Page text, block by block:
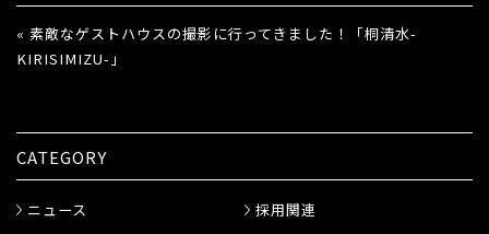
« 素敵なゲストハウスの撮影に行ってきました！「桐清水-
KIRISIMIZU-」
CATEGORY
ニュース
採用関連